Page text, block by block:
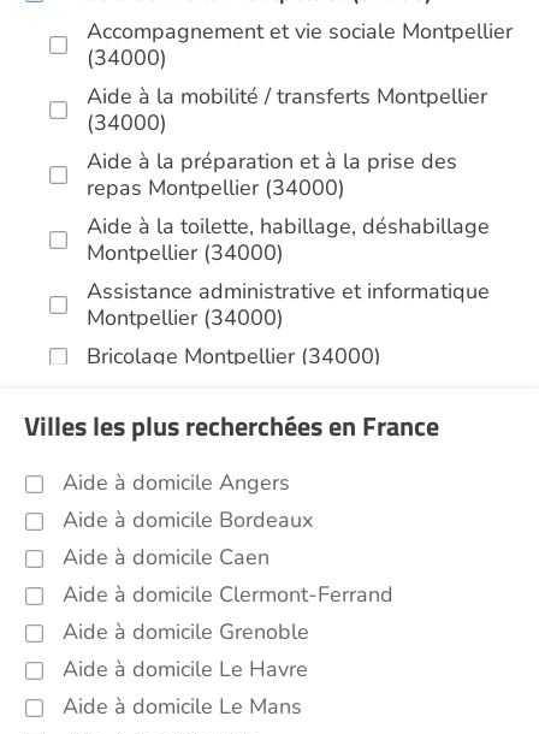
Accompagnement et vie sociale Montpellier
(34000)
Aide à la mobilité / transferts Montpellier
(34000)
Aide à la préparation et à la prise des
repas Montpellier (34000)
Aide à la toilette, habillage, déshabillage
Montpellier (34000)
Assistance administrative et informatique
Montpellier (34000)
Bricolage Montpellier (34000)
Infirmiers Montpellier (34000)
Jardinage Montpellier (34000)
Aide aux courses Montpellier (34000)
Entretien du cadre de vie, ménage,
(34000)
Portage de repas Montpellier (34000)
Sorties (promenades, rendez-vous
médicaux...) Montpellier (34000)
Villes les plus recherchées en France
Aide à domicile Angers
Aide à domicile Bordeaux
Aide à domicile Caen
Aide à domicile Clermont-Ferrand
Aide à domicile Grenoble
Aide à domicile Le Havre
Aide à domicile Le Mans